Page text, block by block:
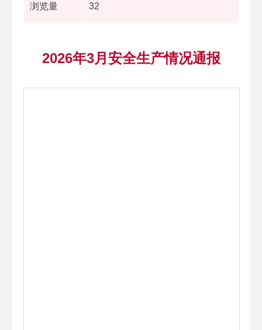
浏览量 32
2026年3月安全生产情况通报